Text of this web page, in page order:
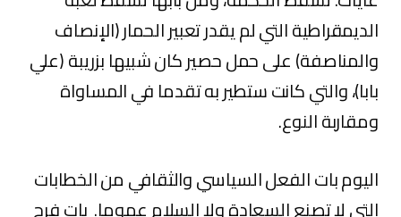
الديمقراطية التي لم يقدر تعبير الحمار (الإنصاف
والمناصفة) على حمل حصير كان شبيها بزريبة (علي
بابا)، والتي كانت ستطير به تقدما في المساواة
ومقاربة النوع.
اليوم بات الفعل السياسي والثقافي من الخطابات
التي لا تصنع السعادة ولا السلام عموما. بات فرح